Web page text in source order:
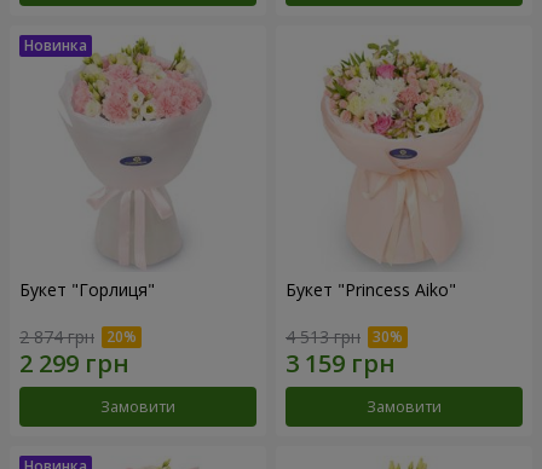
Букет "Горлиця"
2 874 грн
Замовити
Букет "Princess Aiko"
4 513 грн
Замовити